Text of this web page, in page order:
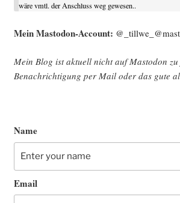
wäre vmtl. der Anschluss weg gewesen..
Mein Mast­o­don-Account:
Mein Blog ist aktu­ell nicht auf Mast­o­don
Benach­rich­ti­gung per Mail oder das gute
Name
Email